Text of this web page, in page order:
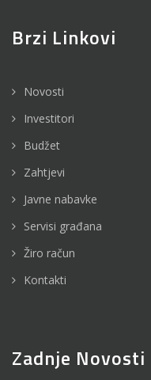
Brzi Linkovi
Novosti
Investitori
Budžet
Zahtjevi
Javne nabavke
Servisi građana
Žiro račun
Kontakti
Zadnje Novosti